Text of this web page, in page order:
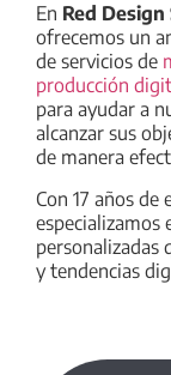
En Red
ofrecemos un
de servicios de
producción
para ayudar a
alcanzar sus
de manera
Con 17 años
especializamos
personalizadas
y tendencias